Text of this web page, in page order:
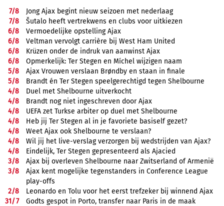
7/8
Jong Ajax begint nieuw seizoen met nederlaag
7/8
Šutalo heeft vertrekwens en clubs voor uitkiezen
6/8
Vermoedelijke opstelling Ajax
6/8
Veltman vervolgt carrière bij West Ham United
6/8
Krüzen onder de indruk van aanwinst Ajax
6/8
Opmerkelijk: Ter Stegen en Míchel wijzigen naam
5/8
Ajax Vrouwen verslaan Brøndby en staan in finale
5/8
Brandt én Ter Stegen speelgerechtigd tegen Shelbourne
4/8
Duel met Shelbourne uitverkocht
4/8
Brandt nog niet ingeschreven door Ajax
4/8
UEFA zet Turkse arbiter op duel met Shelbourne
4/8
Heb jij Ter Stegen al in je favoriete basiself gezet?
4/8
Weet Ajax ook Shelbourne te verslaan?
4/8
Wil jij het live-verslag verzorgen bij wedstrijden van Ajax?
4/8
Eindelijk, Ter Stegen gepresenteerd als Ajacied
3/8
Ajax bij overleven Shelbourne naar Zwitserland of Armenië
3/8
Ajax kent mogelijke tegenstanders in Conference League
play-offs
2/8
Leonardo en Tolu voor het eerst trefzeker bij winnend Ajax
31/7
Godts gespot in Porto, transfer naar Paris in de maak